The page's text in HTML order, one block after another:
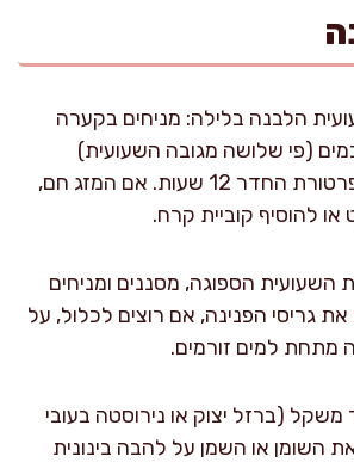
הלבנה בלילה: מניחים בקערה
(פי שלושה מגובה השעועית)
ומשאירים בטמפרטורת החדר 12 שעות. אם המזג חם,
להוסיף קוביית קרח.
השעועית הספוגה, מסננים ומניחים
גריסי הפנינה, אם רוצים לכלול, על
מתחת למים זורמים.
משקל (ברזל יצוק או נירוסטה בעובי
השומן או השמן על להבה בינונית